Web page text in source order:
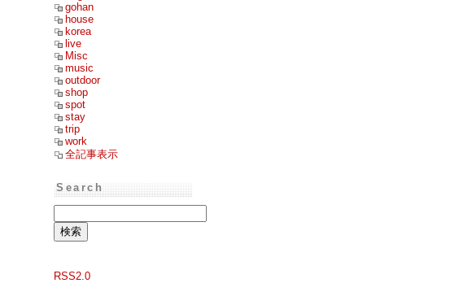
gohan
house
korea
live
Misc
music
outdoor
shop
spot
stay
trip
work
全記事表示
Search
RSS2.0